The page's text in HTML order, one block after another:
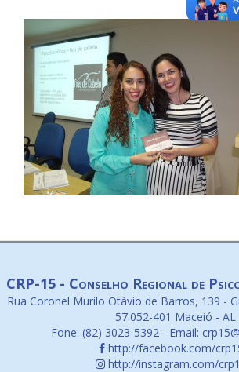
CRP-15 - Conselho Regional de
Rua Coronel Murilo Otávio de Barros, 139 -
57.052-401 Maceió - AL
Fone: (82) 3023-5392 - Email:
http://facebook.com/
http://instagram.com/